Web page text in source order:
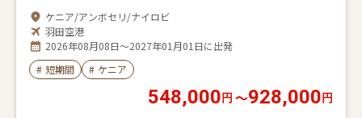
ケニア/アンボセリ/ナイロビ
羽田空港
2026年08月08日～2027年01月01日に出発
# 短期間 # ケニア
548,000 円 〜928,000 円